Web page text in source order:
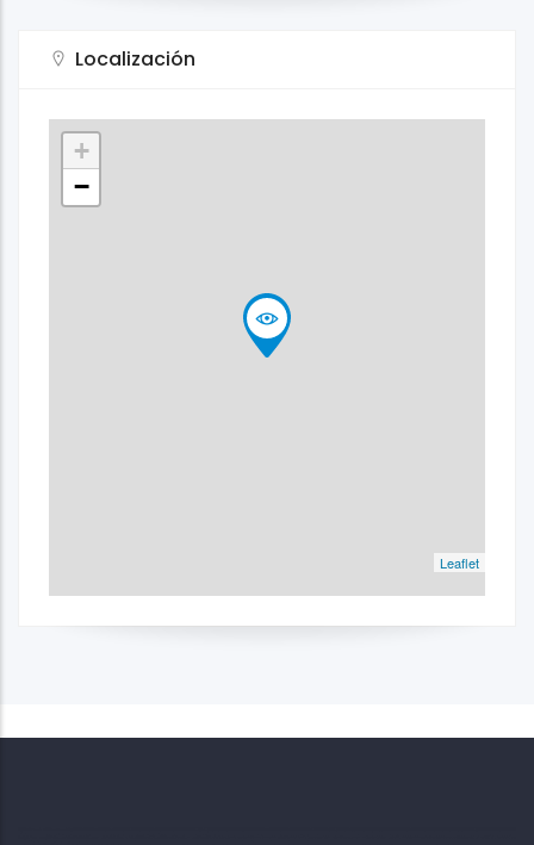
Localización
+
−
Leaflet